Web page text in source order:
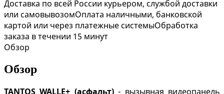
Доставка по всей России курьером, службой доставки
или самовывозомОплата наличными, банковской
картой или через платежные системыОбработка
заказа в течении 15 минут
Обзор
Обзор
TANTOSWALLE+ (асфальт)- вызывная видеопанель